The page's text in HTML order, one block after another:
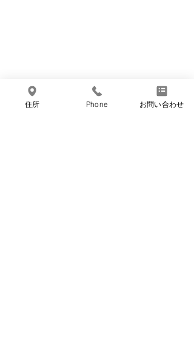
住所 Phone お問い合わせ